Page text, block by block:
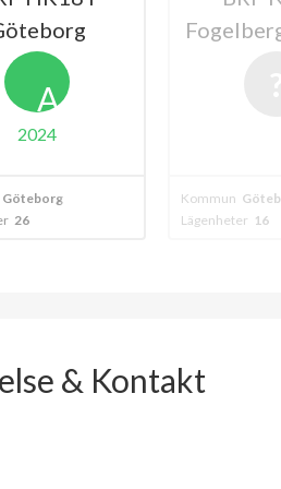
A
2024
Göteborg
26
Kommun
Lägenheter 16
& Kontakt